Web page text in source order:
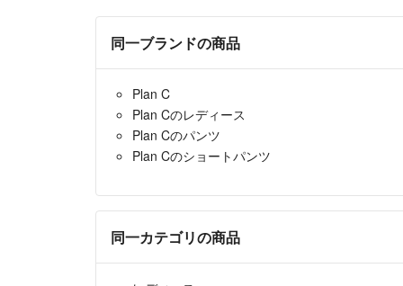
同一ブランドの商品
Plan C
Plan Cのレディース
Plan Cのパンツ
Plan Cのショートパンツ
同一カテゴリの商品